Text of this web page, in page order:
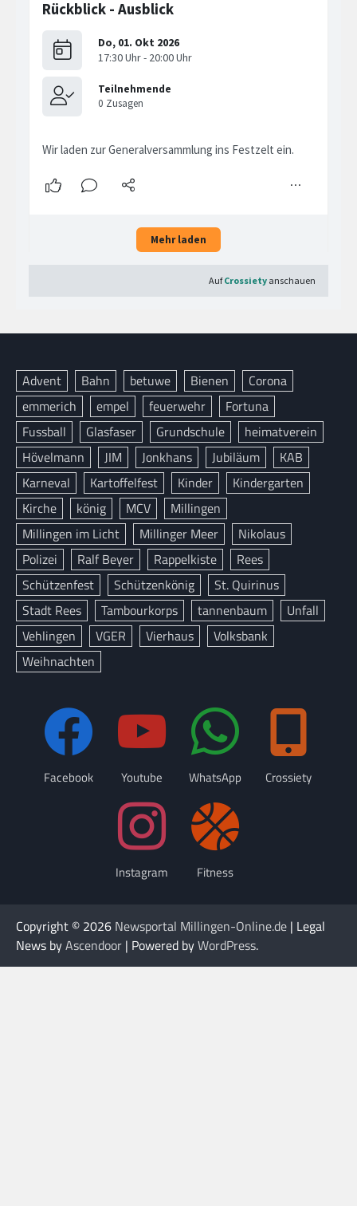
Advent Bahn betuwe Bienen
Corona
emmerich
empel feuerwehr
Fortuna
Fussball
Glasfaser Grundschule
heimatverein
Hövelmann
JIM Jonkhans Jubiläum
KAB
Karneval
Kartoffelfest Kinder
Kindergarten
Kirche
könig MCV
Millingen
Millingen im Licht
Millinger Meer
Nikolaus
Polizei
Ralf Beyer Rappelkiste
Rees
Schützenfest
Schützenkönig
St. Quirinus
Stadt Rees
Tambourkorps tannenbaum
Unfall
Vehlingen
VGER Vierhaus
Volksbank
Weihnachten
Facebook Youtube WhatsApp Crossiety
Instagram Fitness
Copyright © 2026 Newsportal Millingen-Online.de | Legal
News byAscendoor | Powered byWordPress.